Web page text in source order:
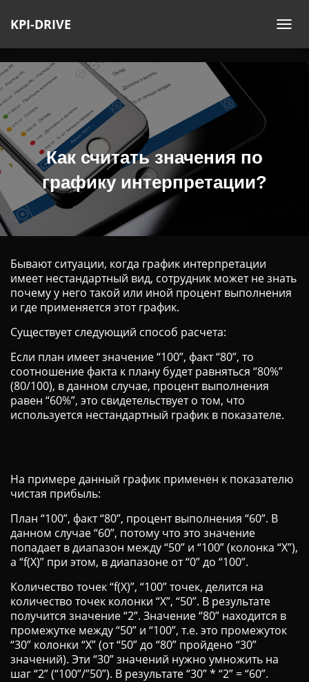
KPI-DRIVE
Е
Г
А
Как считать значения по
графику интерпретации?
Бывают ситуации, когда график интерпретации
имеет нестандартный вид, сотрудник может не знать
почему у него такой или иной процент выполнения
и где применяется этот график.
Существует следующий способ расчета:
Если план имеет значение “100”, факт “80”, то
соотношение факта к плану будет равняться “80%”
(80/100), в данном случае, процент выполнения
равен “60%”, это свидетельствует о том, что
используется нестандартный график в показателе.
На примере данный график применен к показателю
чистая прибыль:
План “100”, факт “80”, процент выполнения “60”. В
данном случае “60”, потому что это значение
попадает в диапазон между “50” и “100” (колонка “X”),
а “f(X)” при этом, в диапазоне от “0” до “100”.
Количество точек “f(X)”, “100” точек, делится на
количество точек колонки “X”, “50”. В результате
получится значение “2”. Значение “80” находится в
промежутке между “50” и “100”, т.е. это промежуток
“30” колонки “X” (от “50” до “80” пройдено “30”
значений). Эти “30” значений нужно умножить на
шаг “2” (“100”/”50”). В результате “30” * “2” = “60”.